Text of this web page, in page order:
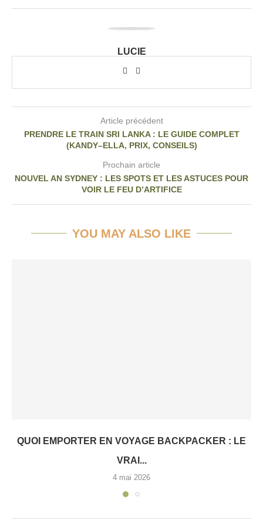
LUCIE
Article précédent
PRENDRE LE TRAIN SRI LANKA : LE GUIDE COMPLET
(KANDY–ELLA, PRIX, CONSEILS)
Prochain article
NOUVEL AN SYDNEY : LES SPOTS ET LES ASTUCES POUR
VOIR LE FEU D’ARTIFICE
YOU MAY ALSO LIKE
QUOI EMPORTER EN VOYAGE BACKPACKER : LE
VRAI...
4 mai 2026